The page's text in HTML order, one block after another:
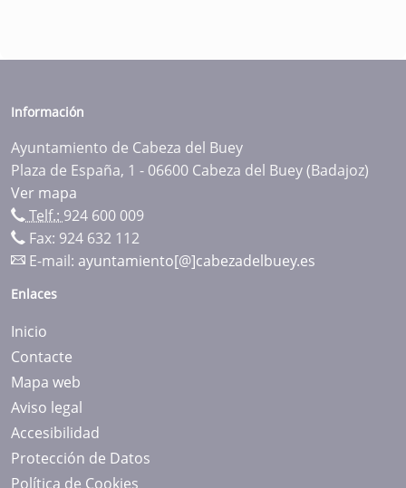
Información
Ayuntamiento de Cabeza del Buey
Plaza de España, 1 - 06600 Cabeza del Buey (Badajoz)
Ver mapa
Telf.: 924 600 009
Fax: 924 632 112
E-mail: ayuntamiento[@]cabezadelbuey.es
Enlaces
Inicio
Contacte
Mapa web
Aviso legal
Accesibilidad
Protección de Datos
Política de Cookies